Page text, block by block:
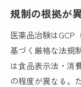
規制の根拠が
医薬品治験はGCP
基づく厳格な法規
は食品表示法・消
の程度が異なる。